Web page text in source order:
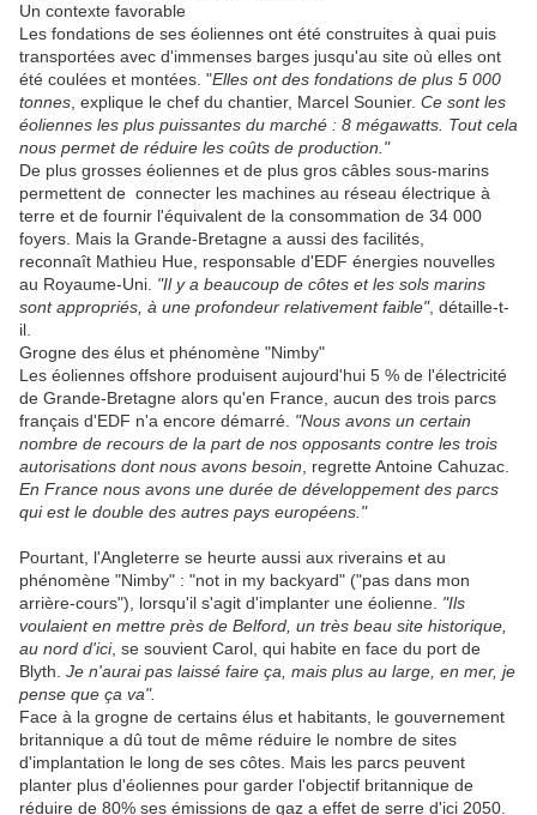
Un contexte favorable
Les fondations de ses éoliennes ont été construites à quai puis
transportées avec d'immenses barges jusqu'au site où elles ont
été coulées et montées. "Elles ont des fondations de plus 5 000
tonnes , explique le chef du chantier, Marcel Sounier. Ce sont les
éoliennes les plus puissantes du marché : 8 mégawatts. Tout cela
nous permet de réduire les coûts de production."
De plus grosses éoliennes et de plus gros câbles sous-marins
permettent de connecter les machines au réseau électrique à
terre et de fournir l'équivalent de la consommation de 34 000
foyers. Mais la Grande-Bretagne a aussi des facilités,
reconnaît Mathieu Hue, responsable d'EDF énergies nouvelles
au Royaume-Uni. "Il y a beaucoup de côtes et les sols marins
sont appropriés, à une profondeur relativement faible", détaille-t-
il.
Grogne des élus et phénomène "Nimby"
Les éoliennes offshore produisent aujourd'hui 5 % de l'électricité
de Grande-Bretagne alors qu'en France, aucun des trois parcs
français d'EDF n'a encore démarré. "Nous avons un certain
nombre de recours de la part de nos opposants contre les trois
autorisations dont nous avons besoin , regrette Antoine Cahuzac.
En France nous avons une durée de développement des parcs
qui est le double des autres pays européens."
Pourtant, l'Angleterre se heurte aussi aux riverains et au
phénomène "Nimby" : "not in my backyard" ("pas dans mon
arrière-cours"), lorsqu'il s'agit d'implanter une éolienne. "Ils
voulaient en mettre près de Belford, un très beau site historique,
au nord d'ici, se souvient Carol, qui habite en face du port de
Blyth. Je n'aurai pas laissé faire ça, mais plus au large, en mer, je
pense que ça va".
Face à la grogne de certains élus et habitants, le gouvernement
britannique a dû tout de même réduire le nombre de sites
d'implantation le long de ses côtes. Mais les parcs peuvent
planter plus d'éoliennes pour garder l'objectif britannique de
réduire de 80% ses émissions de gaz a effet de serre d'ici 2050.